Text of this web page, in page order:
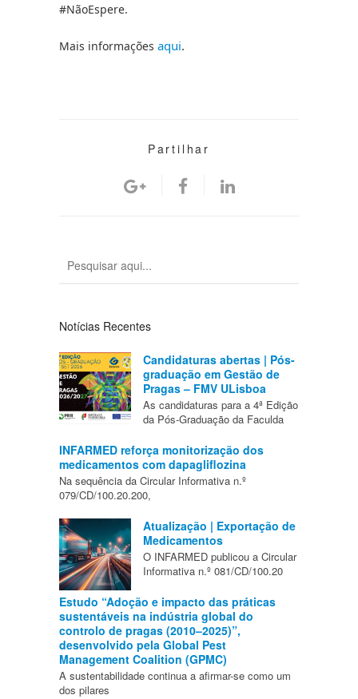
#NãoEspere.
Mais informações aqui.
Partilhar
Notícias Recentes
Candidaturas abertas | Pós-
graduação em Gestão de
Pragas – FMV ULisboa
As candidaturas para a 4ª Edição
da Pós-Graduação da Faculda
INFARMED reforça monitorização dos
medicamentos com dapagliflozina
Na sequência da Circular Informativa n.º
079/CD/100.20.200,
Atualização | Exportação de
Medicamentos
O INFARMED publicou a Circular
Informativa n.º 081/CD/100.20
Estudo “Adoção e impacto das práticas
sustentáveis na indústria global do
controlo de pragas (2010–2025)”,
desenvolvido pela Global Pest
Management Coalition (GPMC)
A sustentabilidade continua a afirmar-se como um
dos pilares